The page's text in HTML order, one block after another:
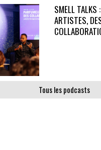
SMELL TALKS
ARTISTES,
Tous les podcasts